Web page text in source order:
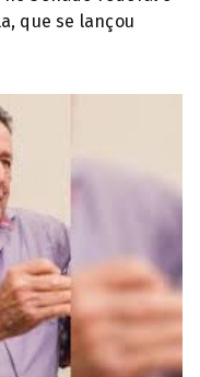
que se lançou